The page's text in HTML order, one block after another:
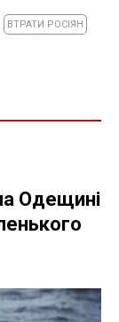
ВТРАТИ РОСІЯН
Одещині